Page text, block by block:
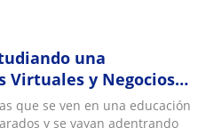
una
Virtuales y Negocios
mis
que estan
que se ven en una educación
y se vayan adentrando